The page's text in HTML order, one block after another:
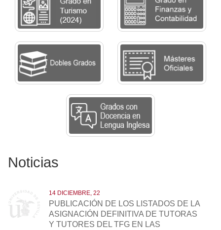
Noticias
14 DICIEMBRE, 22
PUBLICACIÓN DE LOS LISTADOS DE LA
ASIGNACIÓN DEFINITIVA DE TUTORAS
Y TUTORES DEL TFG EN LAS